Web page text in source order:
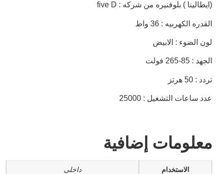
(ايطالينا ) بلوفنيره من شركه : five D
القدره الكهربيه : 36 واط
لون الضوء : الابيض
الجهد : 85-265 فولت
تردد : 50 هرتز
عدد ساعات التشغيل : 25000
معلومات إضافية
الاستخدام داخلى